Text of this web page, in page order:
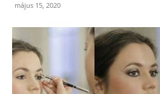
május 15, 2020